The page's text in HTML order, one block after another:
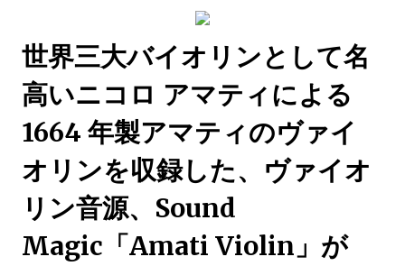
世界三大バイオリンとして名
高いニコロ アマティによる
1664 年製アマティのヴァイ
オリンを収録した、ヴァイオ
リン音源、Sound
Magic「Amati Violin」が